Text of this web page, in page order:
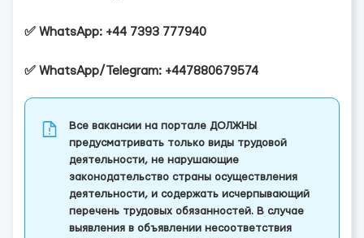
✅ WhatsApp: +44 7393 777940
✅ WhatsApp/Telegram: +447880679574
Все вакансии на портале ДОЛЖНЫ
предусматривать только виды трудовой
деятельности, не нарушающие
законодательство страны осуществления
деятельности, и содержать исчерпывающий
перечень трудовых обязанностей. В случае
выявления в объявлении несоответствия